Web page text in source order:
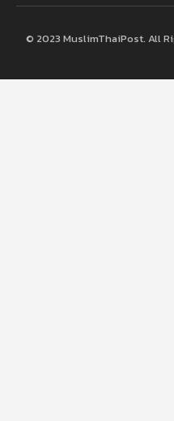
© 2023 MuslimThaiPost. All